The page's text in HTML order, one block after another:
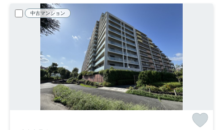
中古マンション